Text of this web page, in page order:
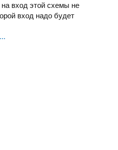
вход этой схемы не
вход надо будет